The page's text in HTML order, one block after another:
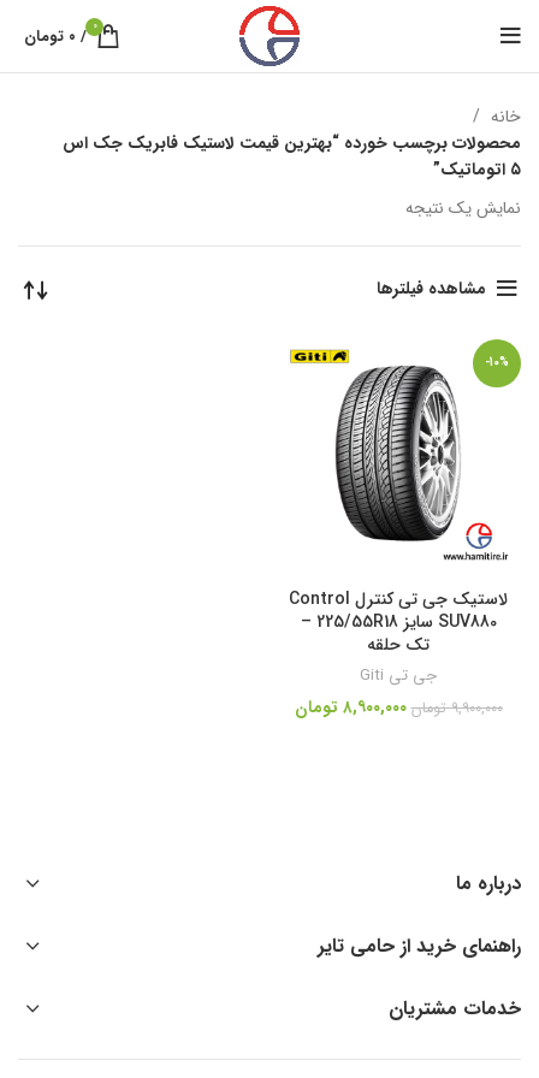
0
/ ۰ تومان
خانه
محصولات برچسب خورده “بهترین قیمت لاستیک فابریک جک اس
۵ اتوماتیک”
نمایش یک نتیجه
مشاهده فیلترها
-10%
لاستیک جی تی کنترل Control
SUV880 سایز 225/55R18 –
تک حلقه
جی تی Giti
۹,۹۰۰,۰۰۰ تومان ۸,۹۰۰,۰۰۰ تومان
درباره ما
راهنمای خرید از حامی تایر
خدمات مشتریان